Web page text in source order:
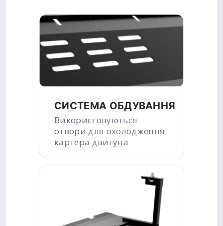
СИСТЕМА ОБДУВАННЯ
Використовуються
отвори для охолодження
картера двигуна